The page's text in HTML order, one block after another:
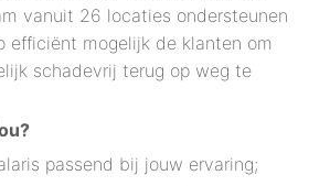
vanuit 26 locaties ondersteunen
efficiënt mogelijk de klanten om
schadevrij terug op weg te
passend bij jouw ervaring;